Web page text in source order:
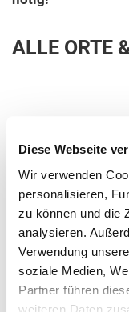
Diese Webseite
Wir verwenden
personalisieren,
zu können und die
analysieren.
Verwendung
soziale Medien,
Partner führen
weiteren Daten
ALLE ORTE
12. Bezirk
13. Bezirk
14. Bezirk